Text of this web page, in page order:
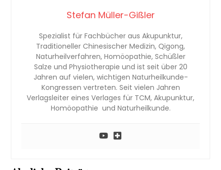
Stefan Müller-Gißler
Spezialist für Fachbücher aus Akupunktur,
Traditioneller Chinesischer Medizin, Qigong,
Naturheilverfahren, Homöopathie, Schüßler
Salze und Physiotherapie und ist seit über 20
Jahren auf vielen, wichtigen Naturheilkunde-
Kongressen vertreten. Seit vielen Jahren
Verlagsleiter eines Verlages für TCM, Akupunktur,
Homöopathie und Naturheilkunde.